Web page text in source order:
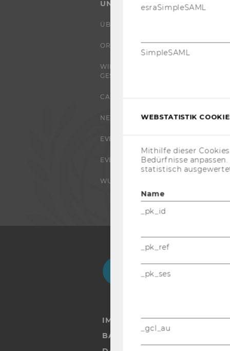
UNIVERSITÄT
ÜBER DIE WU
ORGANISATION
WIRTSCHAFT UND
GESELLSCHAFT
CAMPUS
NEWS
EVENTS ARCHIV
EVENTS
WU FOUNDATION
FacebookInstagram
Blog
IMPRESSUM
esraSimpleSAML
SimpleSAML
WEBSTATISTIK
Mithilfe dieser
Bedürfnisse
statistisch
Name
_pk_id
_pk_ref
_pk_ses
_gcl_au